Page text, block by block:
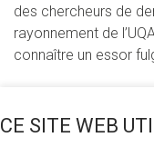
des chercheurs de
rayonnement de
connaître un essor
s’est joint à Richard
CE SITE WEB